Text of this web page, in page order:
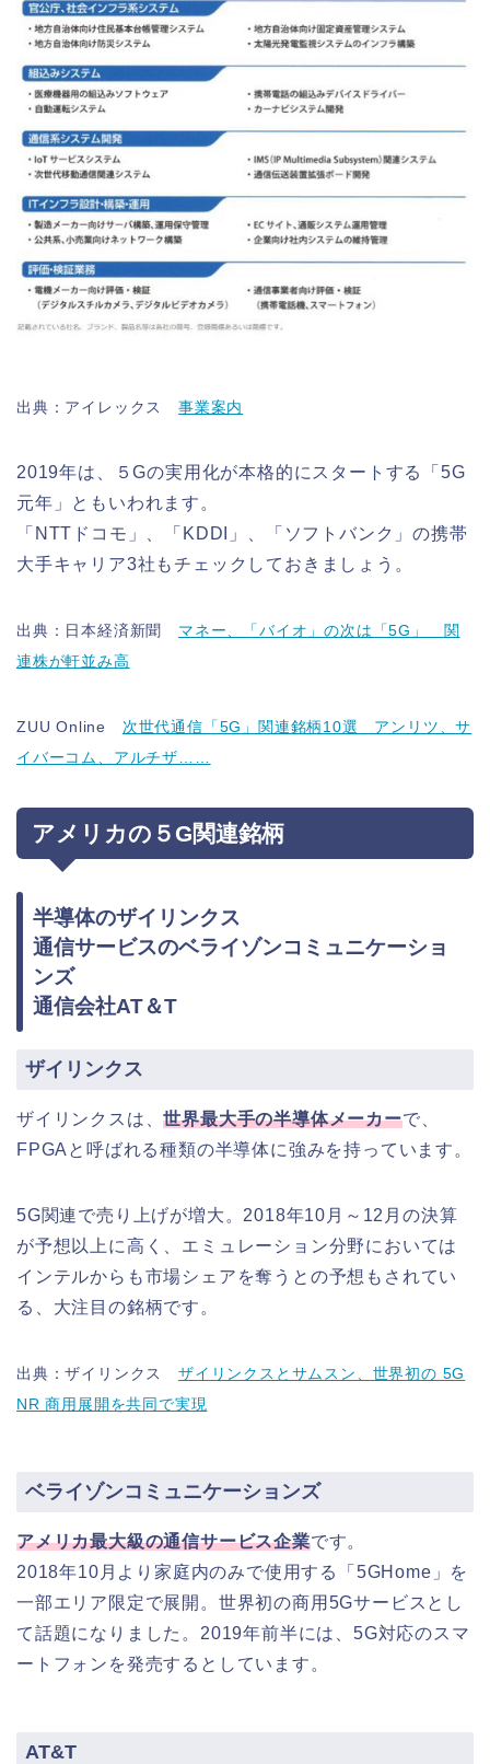
出典：アイレックス事業案内
2019年は、５Gの実用化が本格的にスタートする「5G
元年」ともいわれます。
「NTTドコモ」、「KDDI」、「ソフトバンク」の携帯
大手キャリア3社もチェックしておきましょう。
出典：日本経済新聞 マネー、「バイオ」の次は「5G」 関
連株が軒並み高
ZUU Online 次世代通信「5G」関連銘柄10選 アンリツ、サ
イバーコム、アルチザ……
アメリカの５G関連銘柄
半導体のザイリンクス
通信サービスのベライゾンコミュニケーショ
ンズ
通信会社AT＆T
ザイリンクス
ザイリンクスは、世界最大手の半導体メーカーで、
FPGAと呼ばれる種類の半導体に強みを持っています。
5G関連で売り上げが増大。2018年10月～12月の決算
が予想以上に高く、エミュレーション分野においては
インテルからも市場シェアを奪うとの予想もされてい
る、大注目の銘柄です。
出典：ザイリンクスザイリンクスとサムスン、世界初の 5G
NR 商用展開を共同で実現
ベライゾンコミュニケーションズ
アメリカ最大級の通信サービス企業です。
2018年10月より家庭内のみで使用する「5GHome」を
一部エリア限定で展開。世界初の商用5Gサービスとし
て話題になりました。2019年前半には、5G対応のスマ
ートフォンを発売するとしています。
AT&T